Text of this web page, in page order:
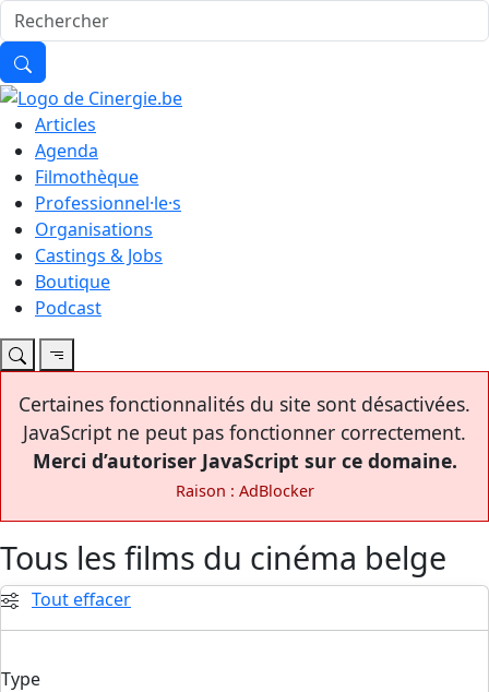
Articles
Agenda
Filmothèque
Professionnel·le·s
Organisations
Castings & Jobs
Boutique
Podcast
Certaines fonctionnalités du site sont désactivées.
JavaScript ne peut pas fonctionner correctement.
Merci d’autoriser JavaScript sur ce domaine.
Raison : AdBlocker
Tous les films du cinéma belge
Tout effacer
Type